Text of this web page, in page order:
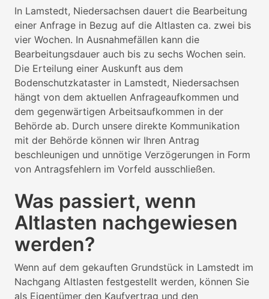
In Lamstedt, Niedersachsen dauert die Bearbeitung
einer Anfrage in Bezug auf die Altlasten ca. zwei bis
vier Wochen. In Ausnahmefällen kann die
Bearbeitungsdauer auch bis zu sechs Wochen sein.
Die Erteilung einer Auskunft aus dem
Bodenschutzkataster in Lamstedt, Niedersachsen
hängt von dem aktuellen Anfrageaufkommen und
dem gegenwärtigen Arbeitsaufkommen in der
Behörde ab. Durch unsere direkte Kommunikation
mit der Behörde können wir Ihren Antrag
beschleunigen und unnötige Verzögerungen in Form
von Antragsfehlern im Vorfeld ausschließen.
Was passiert, wenn
Altlasten nachgewiesen
werden?
Wenn auf dem gekauften Grundstück in Lamstedt im
Nachgang Altlasten festgestellt werden, können Sie
als Eigentümer den Kaufvertrag und den